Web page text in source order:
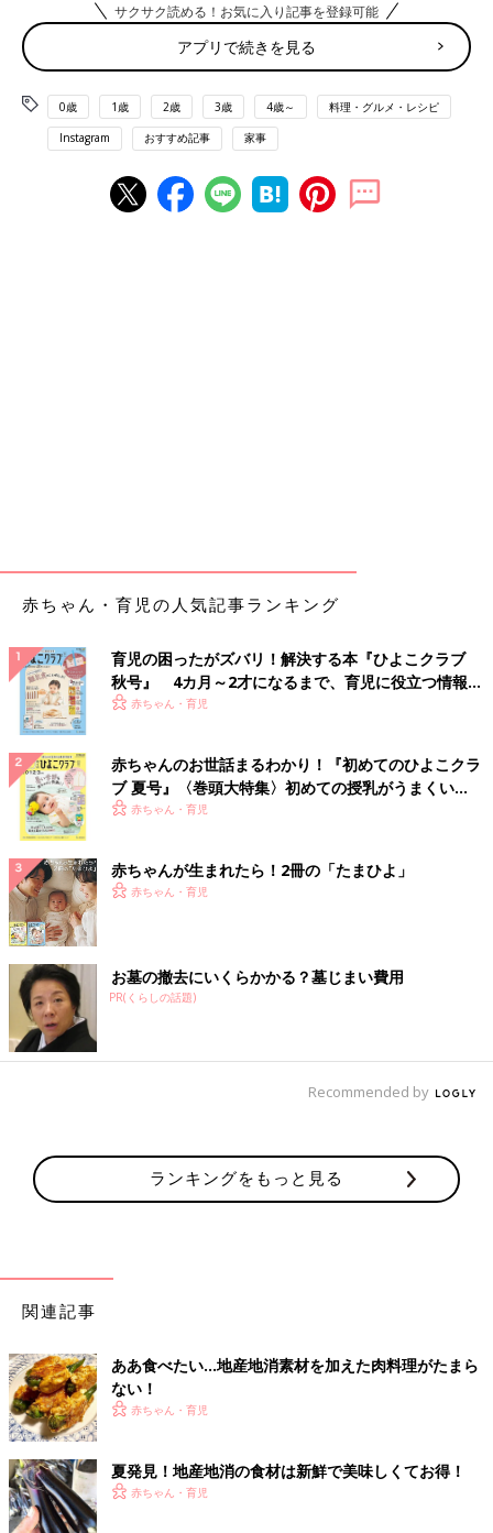
出典：Instagramアカウント「mauluulu1124」
mauさんはこちらのゴーヤチャンプルーを作ったそう。豚肉が硬
ヤを薄く切って下処理をしたことでとっても美味しくできたんだ
とか。見た目もとっても美味しそうですね。
炊飯器で作る料理！マグマ
出典：Instagramアカウント「rin.sumiko」
sumikoさんはこちらのマグマという料理を作ったそう。家庭菜
園で採れたオクラ、ミニトマト、玉ねぎとベジブロス、地元産の
干し椎茸、ニンニクを炊飯器に入れて作るんだとか。栄養たっぷ
りなイメージで美味しそうですね。
彩りキレイ！縞ビーツと無花果のサラダ
出典：Instagramアカウント「mmi1002」
mikaさんはこちらの縞ビーツと無花果のサラダを作ったそう。
サクサク読める！お気に入り記事を登録可能
アプリで続きを見る
0歳 1歳 2歳 3歳 4歳～ 料理・グルメ・レシピ
Instagram おすすめ記事 家事
赤ちゃん・育児の人気記事ランキング
育児の困ったがズバリ！解決する本『ひよこクラブ
秋号』 4カ月～2才になるまで、育児に役立つ情報が
いっぱい！
赤ちゃん・育児
赤ちゃんのお世話まるわかり！『初めてのひよこクラ
ブ 夏号』〈巻頭大特集〉初めての授乳がうまくい
く！ おっぱい・ミルクの基本と夏のトラブル 解決テ
赤ちゃん・育児
赤ちゃんが生まれたら！2冊の「たまひよ」
赤ちゃん・育児
お墓の撤去にいくらかかる？墓じまい費用
PR(くらしの話題)
Recommended by
ランキングをもっと見る
関連記事
ああ食べたい…地産地消素材を加えた肉料理がたまら
ない！
赤ちゃん・育児
夏発見！地産地消の食材は新鮮で美味しくてお得！
赤ちゃん・育児